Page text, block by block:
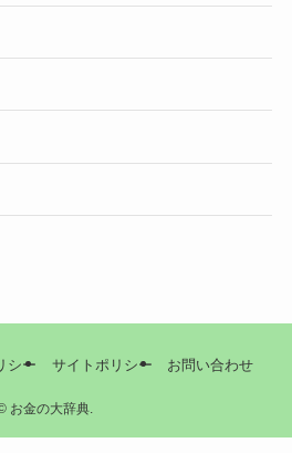
シー サイトポリシー お問い合わせ
お金の大辞典.